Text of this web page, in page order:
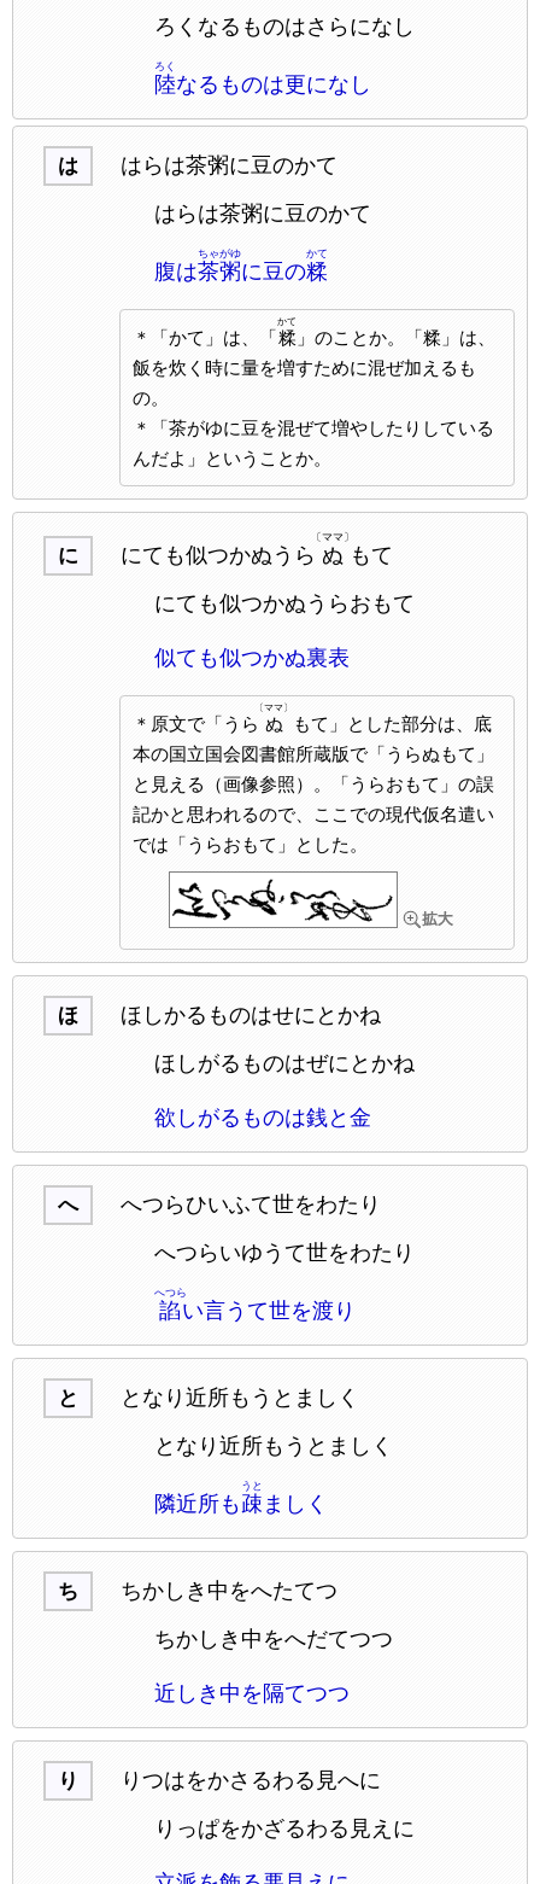
ろくなるものはさらになし
陸
ろく
なるものは更になし
は
はらは茶粥に豆のかて
はらは茶粥に豆のかて
腹は茶粥
ちゃがゆ
に豆の糅
かて
＊「かて」は、「糅
かて
」のことか。「糅」は、
飯を炊く時に量を増すために混ぜ加えるも
の。
＊「茶がゆに豆を混ぜて増やしたりしている
んだよ」ということか。
に にても似つかぬうら ぬ
〔ママ〕
もて
にても似つかぬうらおもて
似ても似つかぬ裏表
＊原文で「うら ぬ
〔ママ〕
もて」とした部分は、底
本の国立国会図書館所蔵版で「うらぬもて」
と見える（画像参照）。「うらおもて」の誤
記かと思われるので、ここでの現代仮名遣い
では「うらおもて」とした。
ほ
ほしかるものはせにとかね
ほしがるものはぜにとかね
欲しがるものは銭と金
へ
へつらひいふて世をわたり
へつらいゆうて世をわたり
諂
へつら
い言うて世を渡り
と
となり近所もうとましく
となり近所もうとましく
隣近所も疎
うと
ましく
ち
ちかしき中をへたてつゝ
ちかしき中をへだてつつ
近しき中を隔てつつ
り
りつはをかさるわる見へに
りっぱをかざるわる見えに